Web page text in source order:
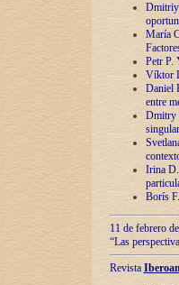
Dmitriy
María
Petr P.
Víktor
Daniel
entre
Dmitry
Irina
Borís
11 de febrero
“Las
Revista